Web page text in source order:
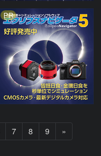
PR
7 8 9 »
へ